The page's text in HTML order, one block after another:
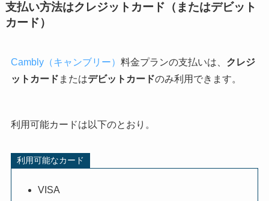
支払い方法はクレジットカード（またはデビット
カード）
Cambly（キャンブリー） 料金プランの支払いは、 クレジ
ットカード またはデビットカードのみ利用できます。
利用可能カードは以下のとおり。
利用可能なカード
VISA